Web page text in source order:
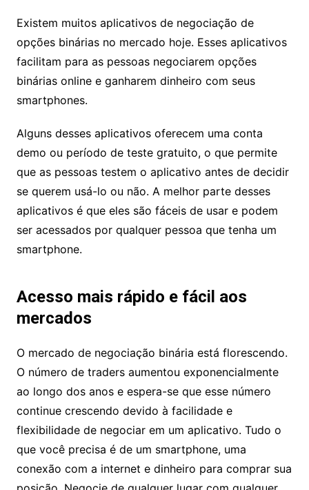
Existem muitos aplicativos de negociação de
opções binárias no mercado hoje. Esses aplicativos
facilitam para as pessoas negociarem opções
binárias online e ganharem dinheiro com seus
smartphones.
Alguns desses aplicativos oferecem uma conta
demo ou período de teste gratuito, o que permite
que as pessoas testem o aplicativo antes de decidir
se querem usá-lo ou não. A melhor parte desses
aplicativos é que eles são fáceis de usar e podem
ser acessados por qualquer pessoa que tenha um
smartphone.
Acesso mais rápido e fácil aos
mercados
O mercado de negociação binária está florescendo.
O número de traders aumentou exponencialmente
ao longo dos anos e espera-se que esse número
continue crescendo devido à facilidade e
flexibilidade de negociar em um aplicativo. Tudo o
que você precisa é de um smartphone, uma
conexão com a internet e dinheiro para comprar sua